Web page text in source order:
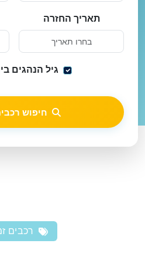
תאריך החזרה
גיל הנהגים בין 30-
חיפוש
רכבים